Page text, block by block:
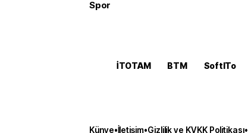
Spor
İTOTAM BTM SoftITo
Künye•İletişim•Gizlilik ve KVKK Politikası•